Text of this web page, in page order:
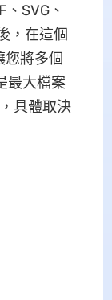
SVG、
，在這個
您將多個
最大檔案
具體取決